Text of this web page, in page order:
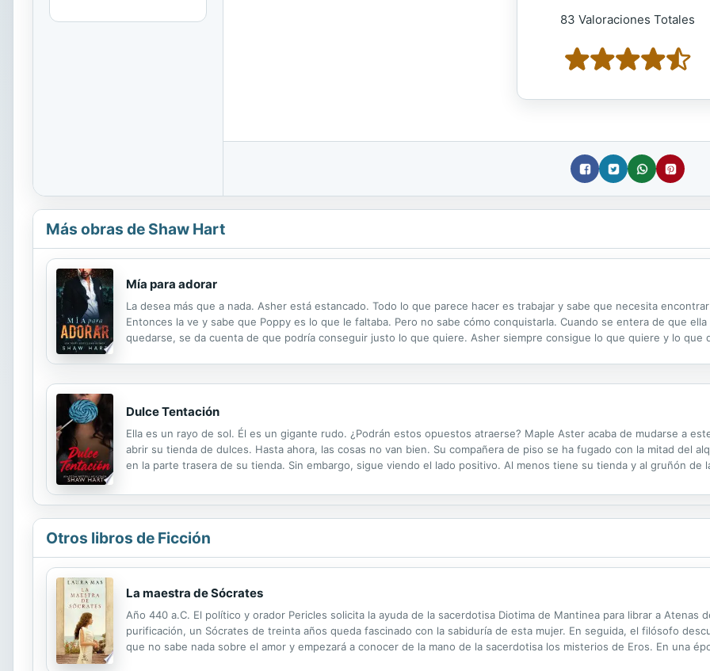
83 Valoraciones Totales
Más obras de Shaw Hart
Mía para adorar
La desea más que a nada. Asher está estancado. Todo lo que parece hacer es trabajar y sabe que necesita
Entonces la ve y sabe que Poppy es lo que le faltaba. Pero no sabe cómo conquistarla. Cuando se entera de que
quedarse, se da cuenta de que podría conseguir justo lo que quiere. Asher siempre consigue lo que quiere y lo que
Dulce Tentación
Ella es un rayo de sol. Él es un gigante rudo. ¿Podrán estos opuestos atraerse? Maple Aster acaba de mudarse a
abrir su tienda de dulces. Hasta ahora, las cosas no van bien. Su compañera de piso se ha fugado con la mitad del
en la parte trasera de su tienda. Sin embargo, sigue viendo el lado positivo. Al menos tiene su tienda y al gruñón de
Otros libros de Ficción
La maestra de Sócrates
Año 440 a.C. El político y orador Pericles solicita la ayuda de la sacerdotisa Diotima de Mantinea para librar a Atenas
purificación, un Sócrates de treinta años queda fascinado con la sabiduría de esta mujer. En seguida, el filósofo
que no sabe nada sobre el amor y empezará a conocer de la mano de la sacerdotisa los misterios de Eros. En una